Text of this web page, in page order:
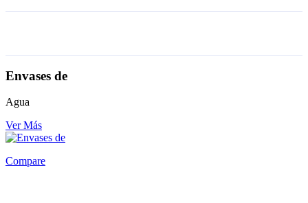
Envases de
Agua
Ver Más
Compare